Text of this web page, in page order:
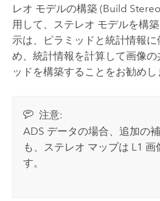
レオ モデルの構築 (Build
用して、ステレオ モデルを構
示は、ピラミッドと統計情報
め、統計情報を計算して画像の
ッドを構築することをお勧めし
注意:
ADS データの場合、追加の
も、ステレオ マップは L1 画
す。